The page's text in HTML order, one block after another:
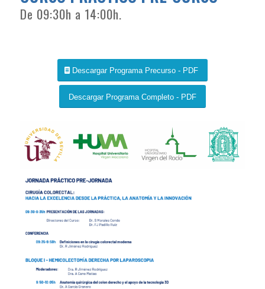
De 09:30h a 14:00h.
Descargar Programa Precurso - PDF
Descargar Programa Completo - PDF